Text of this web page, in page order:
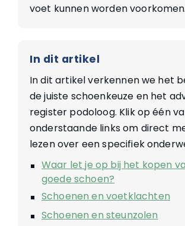
voet kunnen worden voorkomen.
In dit artikel
In dit artikel verkennen we het
de juiste schoenkeuze en het
register podoloog. Klik op één
onderstaande links om direct
lezen over een specifiek
Waar let je op bij het kopen
goede schoen?
Schoenen en voetklachten
Schoenen en steunzolen